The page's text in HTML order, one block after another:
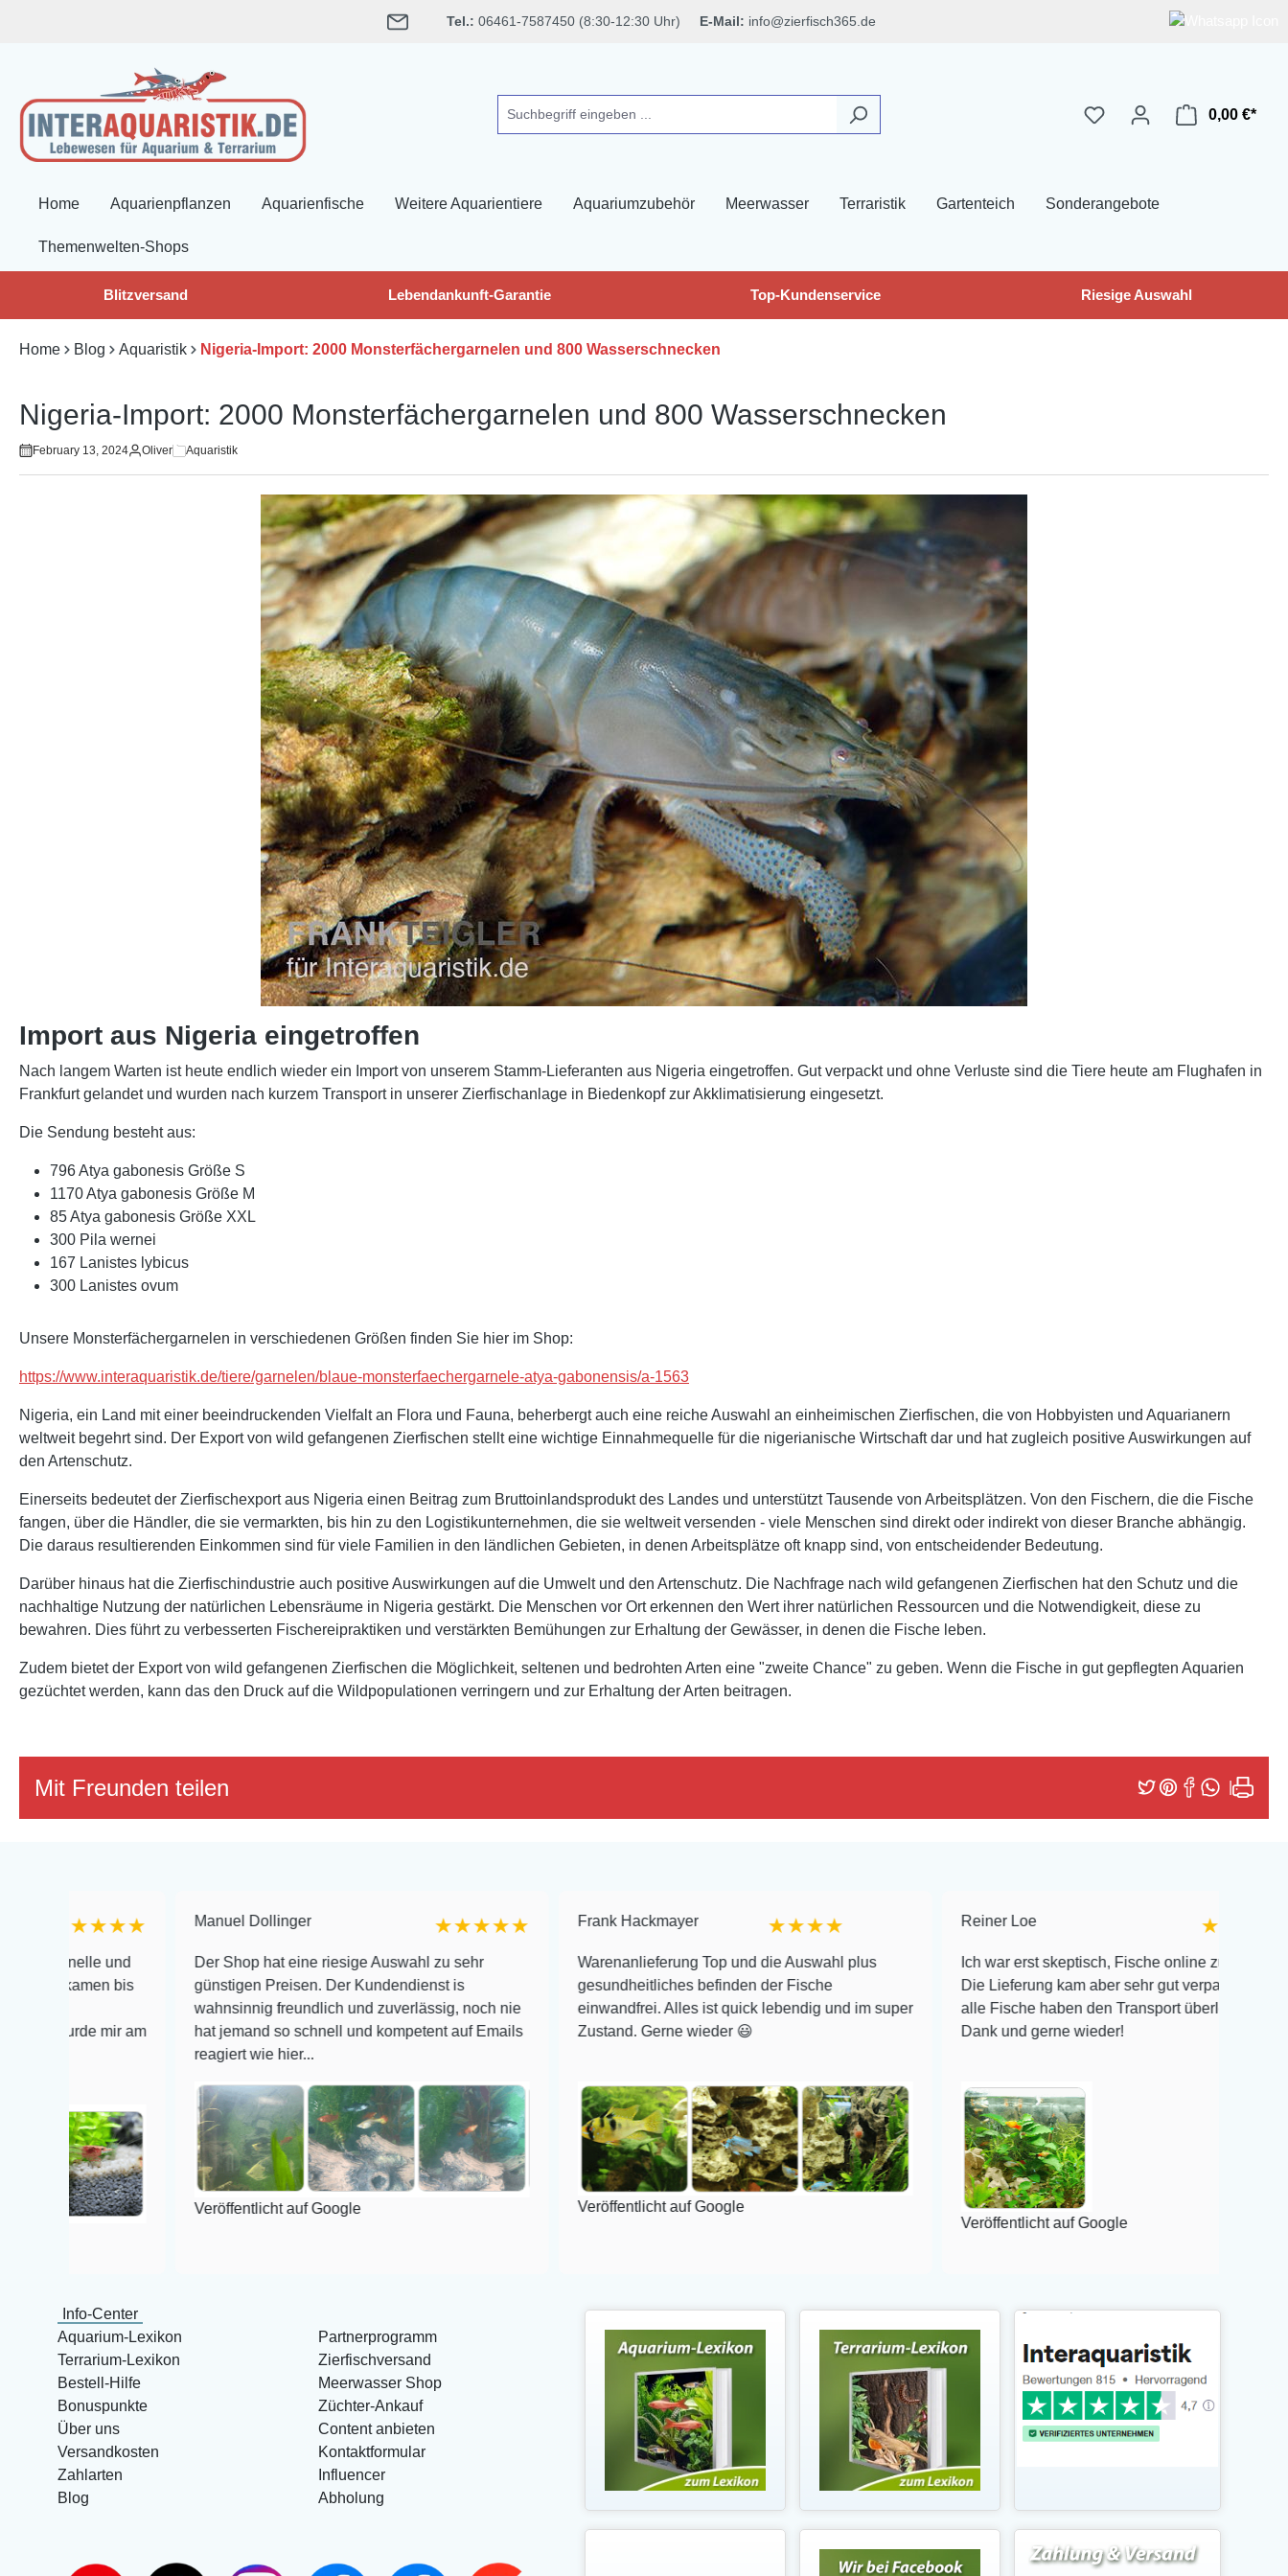
Tel.: 06461-7587450 (8:30-12:30 Uhr) E-Mail: info@zierfisch365.de
0,00 €*
Home Aquarienpflanzen Aquarienfische Weitere Aquarientiere Aquariumzubehör Meerwasser Terraristik Gartenteich Sonderangebote
Themenwelten-Shops
Blitzversand Lebendankunft-Garantie Top-Kundenservice Riesige Auswahl
Home Blog Aquaristik Nigeria-Import: 2000 Monsterfächergarnelen und 800 Wasserschnecken
Nigeria-Import: 2000 Monsterfächergarnelen und 800 Wasserschnecken
February 13, 2024 Oliver Aquaristik
Import aus Nigeria eingetroffen
Nach langem Warten ist heute endlich wieder ein Import von unserem Stamm-Lieferanten aus Nigeria eingetroffen. Gut verpackt und ohne Verluste sind die Tiere heute am Flughafen in
Frankfurt gelandet und wurden nach kurzem Transport in unserer Zierfischanlage in Biedenkopf zur Akklimatisierung eingesetzt.
Die Sendung besteht aus:
796 Atya gabonesis Größe S
1170 Atya gabonesis Größe M
85 Atya gabonesis Größe XXL
300 Pila wernei
167 Lanistes lybicus
300 Lanistes ovum
Unsere Monsterfächergarnelen in verschiedenen Größen finden Sie hier im Shop:
https://www.interaquaristik.de/tiere/garnelen/blaue-monsterfaechergarnele-atya-gabonensis/a-1563
Nigeria, ein Land mit einer beeindruckenden Vielfalt an Flora und Fauna, beherbergt auch eine reiche Auswahl an einheimischen Zierfischen, die von Hobbyisten und Aquarianern
weltweit begehrt sind. Der Export von wild gefangenen Zierfischen stellt eine wichtige Einnahmequelle für die nigerianische Wirtschaft dar und hat zugleich positive Auswirkungen auf
den Artenschutz.
Einerseits bedeutet der Zierfischexport aus Nigeria einen Beitrag zum Bruttoinlandsprodukt des Landes und unterstützt Tausende von Arbeitsplätzen. Von den Fischern, die die Fische
fangen, über die Händler, die sie vermarkten, bis hin zu den Logistikunternehmen, die sie weltweit versenden - viele Menschen sind direkt oder indirekt von dieser Branche abhängig.
Die daraus resultierenden Einkommen sind für viele Familien in den ländlichen Gebieten, in denen Arbeitsplätze oft knapp sind, von entscheidender Bedeutung.
Darüber hinaus hat die Zierfischindustrie auch positive Auswirkungen auf die Umwelt und den Artenschutz. Die Nachfrage nach wild gefangenen Zierfischen hat den Schutz und die
nachhaltige Nutzung der natürlichen Lebensräume in Nigeria gestärkt. Die Menschen vor Ort erkennen den Wert ihrer natürlichen Ressourcen und die Notwendigkeit, diese zu
bewahren. Dies führt zu verbesserten Fischereipraktiken und verstärkten Bemühungen zur Erhaltung der Gewässer, in denen die Fische leben.
Zudem bietet der Export von wild gefangenen Zierfischen die Möglichkeit, seltenen und bedrohten Arten eine "zweite Chance" zu geben. Wenn die Fische in gut gepflegten Aquarien
gezüchtet werden, kann das den Druck auf die Wildpopulationen verringern und zur Erhaltung der Arten beitragen.
Mit Freunden teilen
und
bis
mir am
Manuel Dollinger ★★★★★
Der Shop hat eine riesige Auswahl zu sehr
günstigen Preisen. Der Kundendienst is
wahnsinnig freundlich und zuverlässig, noch nie
hat jemand so schnell und kompetent auf Emails
reagiert wie hier...
Veröffentlicht auf Google
Frank Hackmayer ★★★★
Warenanlieferung Top und die Auswahl plus
gesundheitliches befinden der Fische
einwandfrei. Alles ist quick lebendig und im super
Zustand. Gerne wieder 😃
Veröffentlicht auf Google
Reiner Loe ★★★★★
Ich war erst skeptisch, Fische online zu bestellen!
Die Lieferung kam aber sehr gut verpackt an und
alle Fische haben den Transport überlebt! Vielen
Dank und gerne wieder!
Veröffentlicht auf Google
Info-Center
Aquarium-Lexikon
Terrarium-Lexikon
Bestell-Hilfe
Bonuspunkte
Über uns
Versandkosten
Zahlarten
Blog
Partnerprogramm
Zierfischversand
Meerwasser Shop
Züchter-Ankauf
Content anbieten
Kontaktformular
Influencer
Abholung